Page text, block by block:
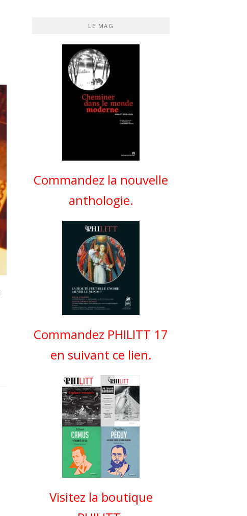
LE MAG
Commandez la nouvelle
anthologie.
Commandez PHILITT 17
en suivant ce lien.
Visitez la boutique